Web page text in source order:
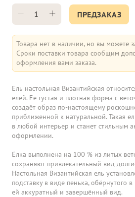
ПРЕДЗАКАЗ
Товара нет в наличии, но вы можете
Сроки поставки товара сообщим
оформления вами заказа.
Ель настольная Византийская
елей. Её густая и плотная форма с
создаёт образ по-настоящему
приближенной к натуральной. Такая
в любой интерьер и станет стильным
оформлении.
Ёлка выполнена на 100 % из литых
сохраняют привлекательный вид
Настольная Византийская ель
подставку в виде пенька, обёрнутого
ей аккуратный и завершённый вид.